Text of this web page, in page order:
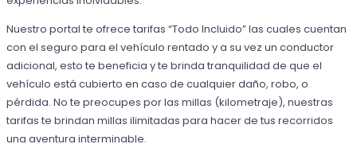
Nuestro portal te ofrece tarifas “Todo Incluido” las cuales cuentan
con el seguro para el vehículo rentado y a su vez un conductor
adicional, esto te beneficia y te brinda tranquilidad de que el
vehículo está cubierto en caso de cualquier daño, robo, o
pérdida. No te preocupes por las millas (kilometraje), nuestras
tarifas te brindan millas ilimitadas para hacer de tus recorridos
una aventura interminable.